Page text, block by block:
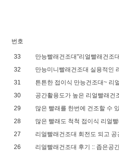
번호
33
만능빨래건조대"리얼빨래건조
32
만능미니빨래건조대 실용적인
31
튼튼한 접이식 만능건조대~ 리
30
공간활용도가 높은 리얼빨래건
29
많은 빨래를 한번에 건조할 수
28
많은 빨래도 척척 접이식 리얼
27
리얼빨래건조대 회전도 되고
26
리얼빨래건조대 후기 :: 좁은공